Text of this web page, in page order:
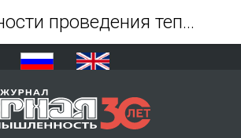
Особенности проведения тепловизионной съемки для обнаружения очагов самовозгорания на угольном разрезе - Журнал Горная промышленность